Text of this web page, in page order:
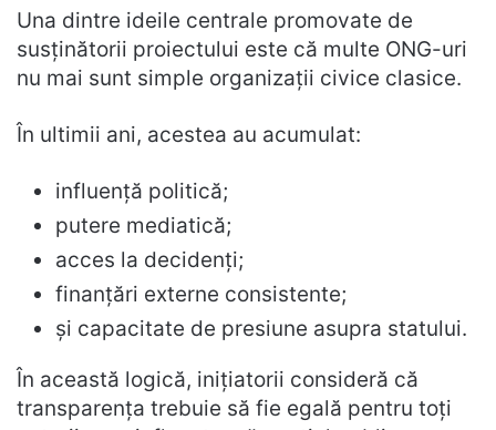
Una dintre ideile centrale promovate de
susținătorii proiectului este că multe ONG-uri
nu mai sunt simple organizații civice clasice.
În ultimii ani, acestea au acumulat:
influență politică;
putere mediatică;
acces la decidenți;
finanțări externe consistente;
și capacitate de presiune asupra statului.
În această logică, inițiatorii consideră că
transparența trebuie să fie egală pentru toți